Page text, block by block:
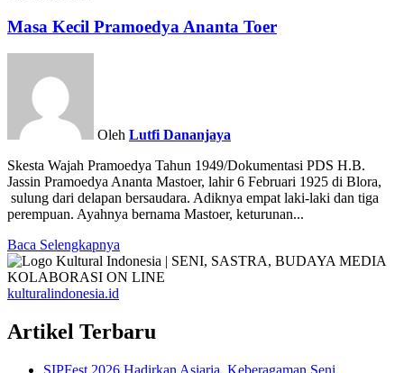
Masa Kecil Pramoedya Ananta Toer
Oleh Lutfi Dananjaya
Skesta Wajah Pramoedya Tahun 1949/Dokumentasi PDS H.B.
Jassin Pramoedya Ananta Mastoer, lahir 6 Februari 1925 di Blora,
sulung dari delapan bersaudara. Adiknya empat laki-laki dan tiga
perempuan. Ayahnya bernama Mastoer, keturunan...
Baca Selengkapnya
kulturalindonesia.id
Artikel Terbaru